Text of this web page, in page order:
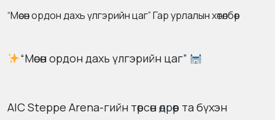
“Мөсөн ордон дахь үлгэрийн цаг” Гар урлалын хөтөлбөр
“Мөсөн ордон дахь үлгэрийн цаг”
AIC Steppe Arena-гийн төрсөн өдрөөр та бүхэн